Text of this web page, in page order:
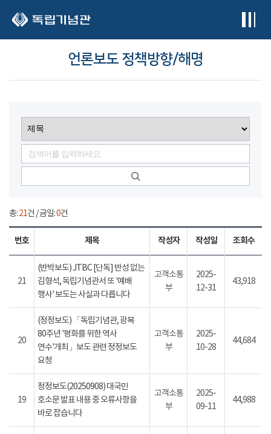
언론보도 정책방향/해명
총:21건 / 금일:0건
번호 제목 작성자 작성일 조회수
21
(반박보도) JTBC [단독] 반성 없는
김형석, 독립기념관서 또 '예배
행사' 보도는 사실과 다릅니다
고객소통
부
2025-
12-31
43,918
20
(정정보도) 「독립기념관, 광복
80주년 '평화를 위한 역사
연수'개최」보도 관련 정정보도
요청
고객소통
부
2025-
10-28
44,684
19
정정보도(20250908) 대국민
호소문 발표 내용 중 오류사항을
바로 잡습니다
고객소통
부
2025-
09-11
44,988